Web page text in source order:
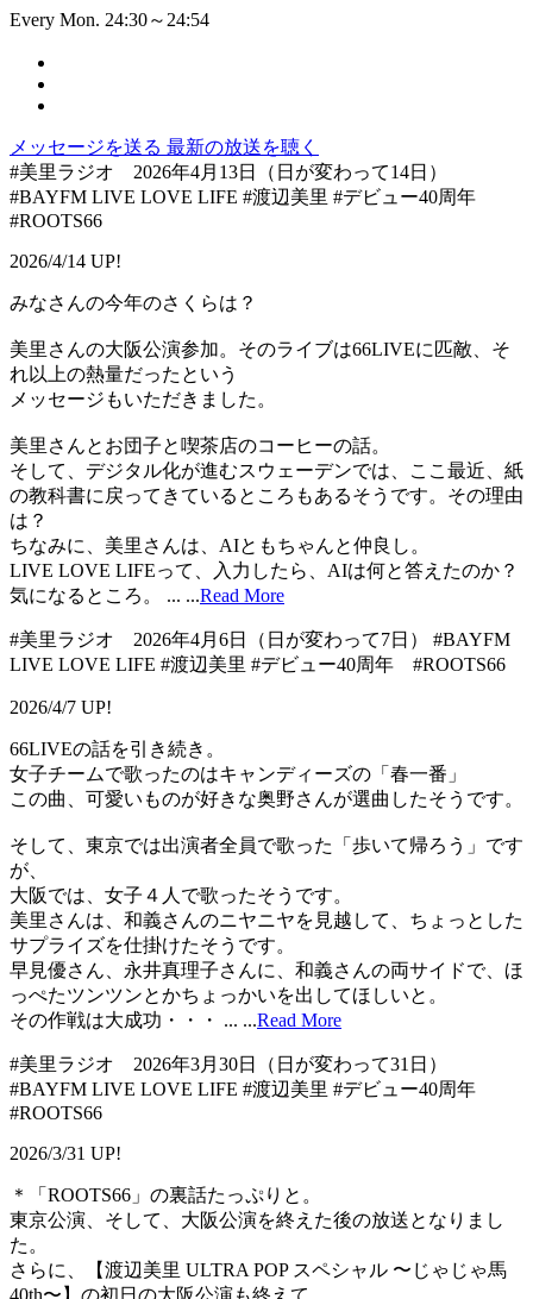
Every Mon. 24:30～24:54
メッセージを送る 最新の放送を聴く
#美里ラジオ 2026年4月13日（日が変わって14日）
#BAYFM LIVE LOVE LIFE #渡辺美里 #デビュー40周年
#ROOTS66
2026/4/14 UP!
みなさんの今年のさくらは？
美里さんの大阪公演参加。そのライブは66LIVEに匹敵、そ
れ以上の熱量だったという
メッセージもいただきました。
美里さんとお団子と喫茶店のコーヒーの話。
そして、デジタル化が進むスウェーデンでは、ここ最近、紙
の教科書に戻ってきているところもあるそうです。その理由
は？
ちなみに、美里さんは、AIともちゃんと仲良し。
LIVE LOVE LIFEって、入力したら、AIは何と答えたのか？
気になるところ。 ... ...Read More
#美里ラジオ 2026年4月6日（日が変わって7日） #BAYFM
LIVE LOVE LIFE #渡辺美里 #デビュー40周年 #ROOTS66
2026/4/7 UP!
66LIVEの話を引き続き。
女子チームで歌ったのはキャンディーズの「春一番」
この曲、可愛いものが好きな奥野さんが選曲したそうです。
そして、東京では出演者全員で歌った「歩いて帰ろう」です
が、
大阪では、女子４人で歌ったそうです。
美里さんは、和義さんのニヤニヤを見越して、ちょっとした
サプライズを仕掛けたそうです。
早見優さん、永井真理子さんに、和義さんの両サイドで、ほ
っぺたツンツンとかちょっかいを出してほしいと。
その作戦は大成功・・・ ... ...Read More
#美里ラジオ 2026年3月30日（日が変わって31日）
#BAYFM LIVE LOVE LIFE #渡辺美里 #デビュー40周年
#ROOTS66
2026/3/31 UP!
＊「ROOTS66」の裏話たっぷりと。
東京公演、そして、大阪公演を終えた後の放送となりまし
た。
さらに、【渡辺美里 ULTRA POP スペシャル 〜じゃじゃ馬